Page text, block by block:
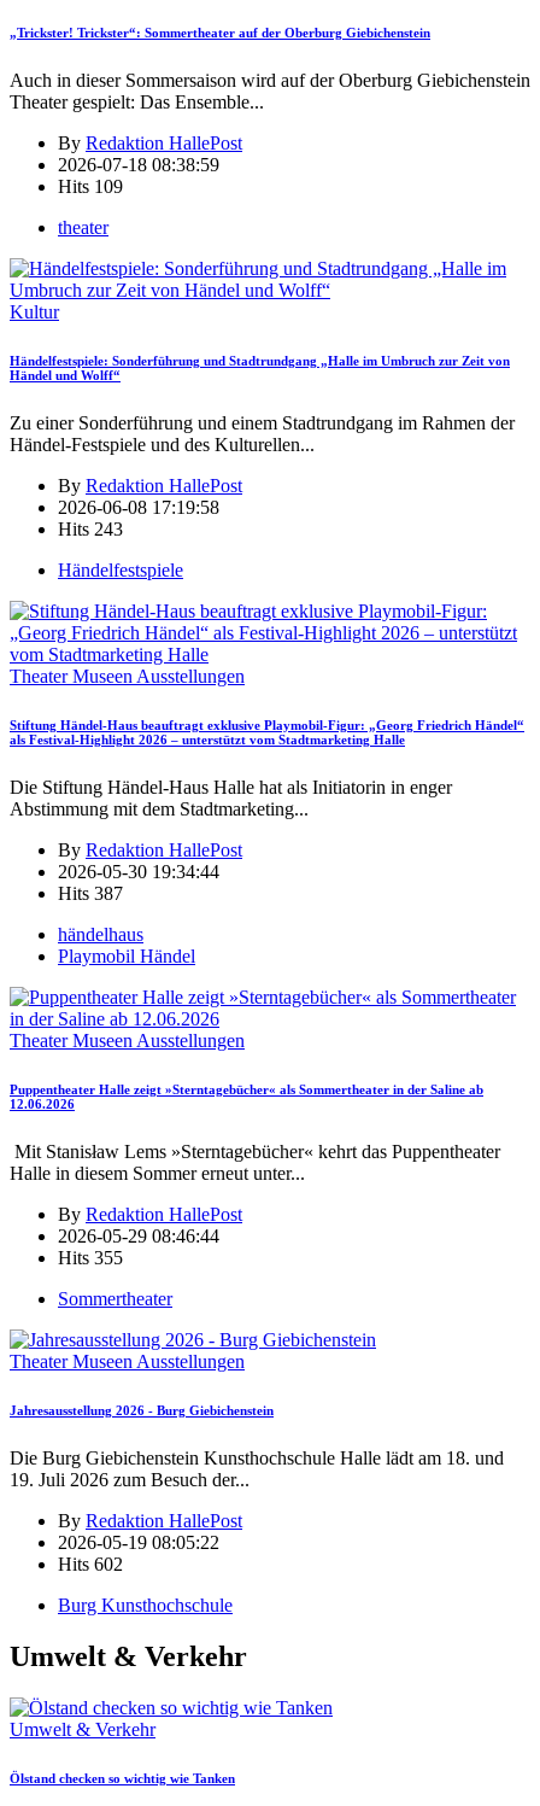
„Trickster! Trickster“: Sommertheater auf der Oberburg Giebichenstein
Auch in dieser Sommersaison wird auf der Oberburg Giebichenstein
Theater gespielt: Das Ensemble...
By Redaktion HallePost
2026-07-18 08:38:59
Hits 109
theater
Kultur
Händelfestspiele: Sonderführung und Stadtrundgang „Halle im Umbruch zur Zeit von
Händel und Wolff“
Zu einer Sonderführung und einem Stadtrundgang im Rahmen der
Händel-Festspiele und des Kulturellen...
By Redaktion HallePost
2026-06-08 17:19:58
Hits 243
Händelfestspiele
Theater Museen Ausstellungen
Stiftung Händel-Haus beauftragt exklusive Playmobil-Figur: „Georg Friedrich Händel“
als Festival-Highlight 2026 – unterstützt vom Stadtmarketing Halle
Die Stiftung Händel-Haus Halle hat als Initiatorin in enger
Abstimmung mit dem Stadtmarketing...
By Redaktion HallePost
2026-05-30 19:34:44
Hits 387
händelhaus
Playmobil Händel
Theater Museen Ausstellungen
Puppentheater Halle zeigt »Sterntagebücher« als Sommertheater in der Saline ab
12.06.2026
Mit Stanisław Lems »Sterntagebücher« kehrt das Puppentheater
Halle in diesem Sommer erneut unter...
By Redaktion HallePost
2026-05-29 08:46:44
Hits 355
Sommertheater
Theater Museen Ausstellungen
Jahresausstellung 2026 - Burg Giebichenstein
Die Burg Giebichenstein Kunsthochschule Halle lädt am 18. und
19. Juli 2026 zum Besuch der...
By Redaktion HallePost
2026-05-19 08:05:22
Hits 602
Burg Kunsthochschule
Umwelt & Verkehr
Umwelt & Verkehr
Ölstand checken so wichtig wie Tanken